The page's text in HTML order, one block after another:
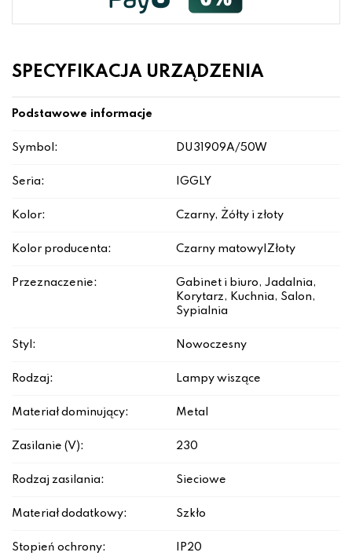
SPECYFIKACJA URZĄDZENIA
Podstawowe informacje
Symbol: DU31909A/50W
Seria: IGGLY
Kolor: Czarny, Żółty i złoty
Kolor producenta: Czarny matowy|Złoty
Przeznaczenie:
Gabinet i biuro, Jadalnia,
Korytarz, Kuchnia, Salon,
Sypialnia
Styl: Nowoczesny
Rodzaj: Lampy wiszące
Materiał dominujący: Metal
Zasilanie (V): 230
Rodzaj zasilania: Sieciowe
Materiał dodatkowy: Szkło
Stopień ochrony: IP20